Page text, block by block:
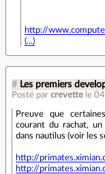
http://
(...)
# Les premiers
Posté par crevette le
Preuve que
courant du rachat,
dans nautilus (voir les
http://
http://